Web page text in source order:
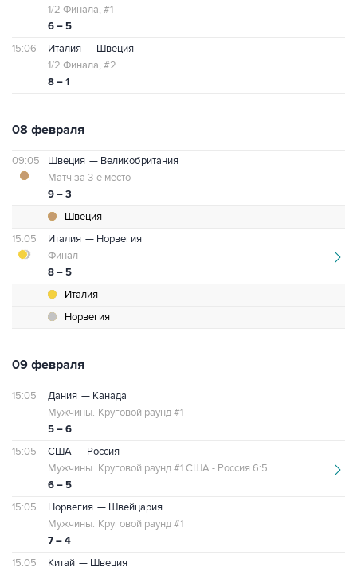
6 – 5
1/2 Финала, #1
15:06 Италия — Швеция
8 – 1
1/2 Финала, #2
08 февраля
09:05 Швеция — Великобритания
9 – 3
Матч за 3-е место
Швеция
15:05
Италия — Норвегия
8 – 5
Финал
Италия
Норвегия
09 февраля
15:05 Дания — Канада
5 – 6
Мужчины. Круговой раунд #1
15:05 США — Россия
6 – 5
Мужчины. Круговой раунд #1 США - Россия 6:5
15:05 Норвегия — Швейцария
7 – 4
Мужчины. Круговой раунд #1
15:05 Китай — Швеция